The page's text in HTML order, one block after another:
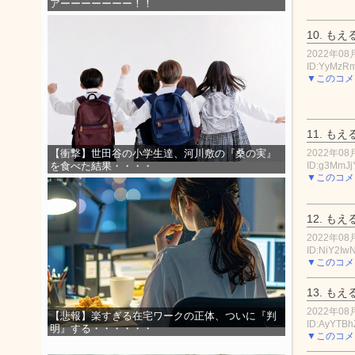
アーーーーーーー！！
【衝撃】世田谷の小学生達、河川敷の『桑の実』
を食べた結果・・・・
【悲報】楽すぎる在宅ワークの正体、ついに『判
明』する・・・・・・
10. もえ
2022年08
▼このコ
11. もえ
2022年08
▼このコ
12. もえ
2022年08
▼このコ
13. もえ
2022年08
▼このコ